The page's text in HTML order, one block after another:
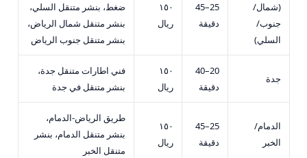
(شمال/
جنوب/
السلي)
25–45
دقيقة
١٥٠
ريال
ضغط، بنشر متنقل السلي،
بنشر متنقل شمال الرياض،
بنشر متنقل جنوب الرياض
جدة
20–40
دقيقة
١٥٠
ريال
فني اطارات متنقل جدة،
بنشر متنقل في جدة
الدمام/
الخبر
25–45
دقيقة
١٥٠
ريال
طريق الرياض-الدمام،
بنشر متنقل الدمام، بنشر
متنقل الخبر